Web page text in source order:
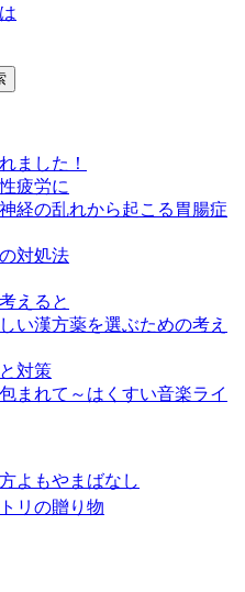
ました！
疲労に
経の乱れから起こる胃腸症
対処法
えると
い漢方薬を選ぶための考え
対策
まれて～はくすい音楽ライ
よもやまばなし
リの贈り物